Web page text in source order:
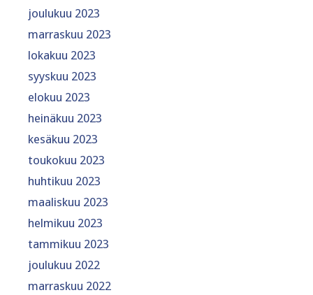
joulukuu 2023
marraskuu 2023
lokakuu 2023
syyskuu 2023
elokuu 2023
heinäkuu 2023
kesäkuu 2023
toukokuu 2023
huhtikuu 2023
maaliskuu 2023
helmikuu 2023
tammikuu 2023
joulukuu 2022
marraskuu 2022